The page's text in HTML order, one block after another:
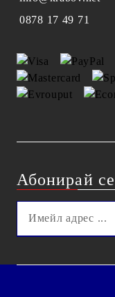
0878 17 49 71
Абонирай